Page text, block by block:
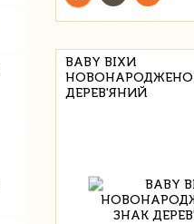
BABY ВІХИ
ДЕРЕВ'ЯНИЙ